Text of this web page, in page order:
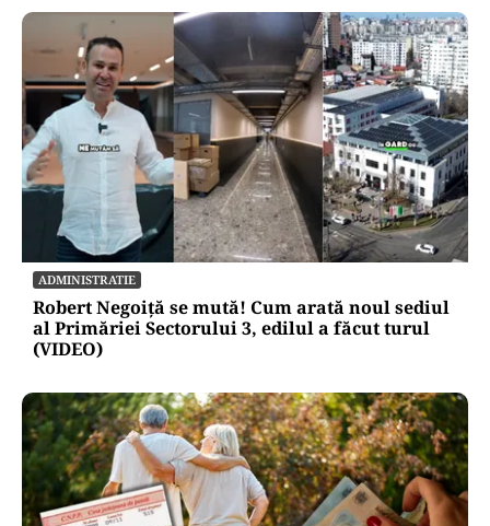
ADMINISTRATIE
Robert Negoiță se mută! Cum arată noul sediul
al Primăriei Sectorului 3, edilul a făcut turul
(VIDEO)